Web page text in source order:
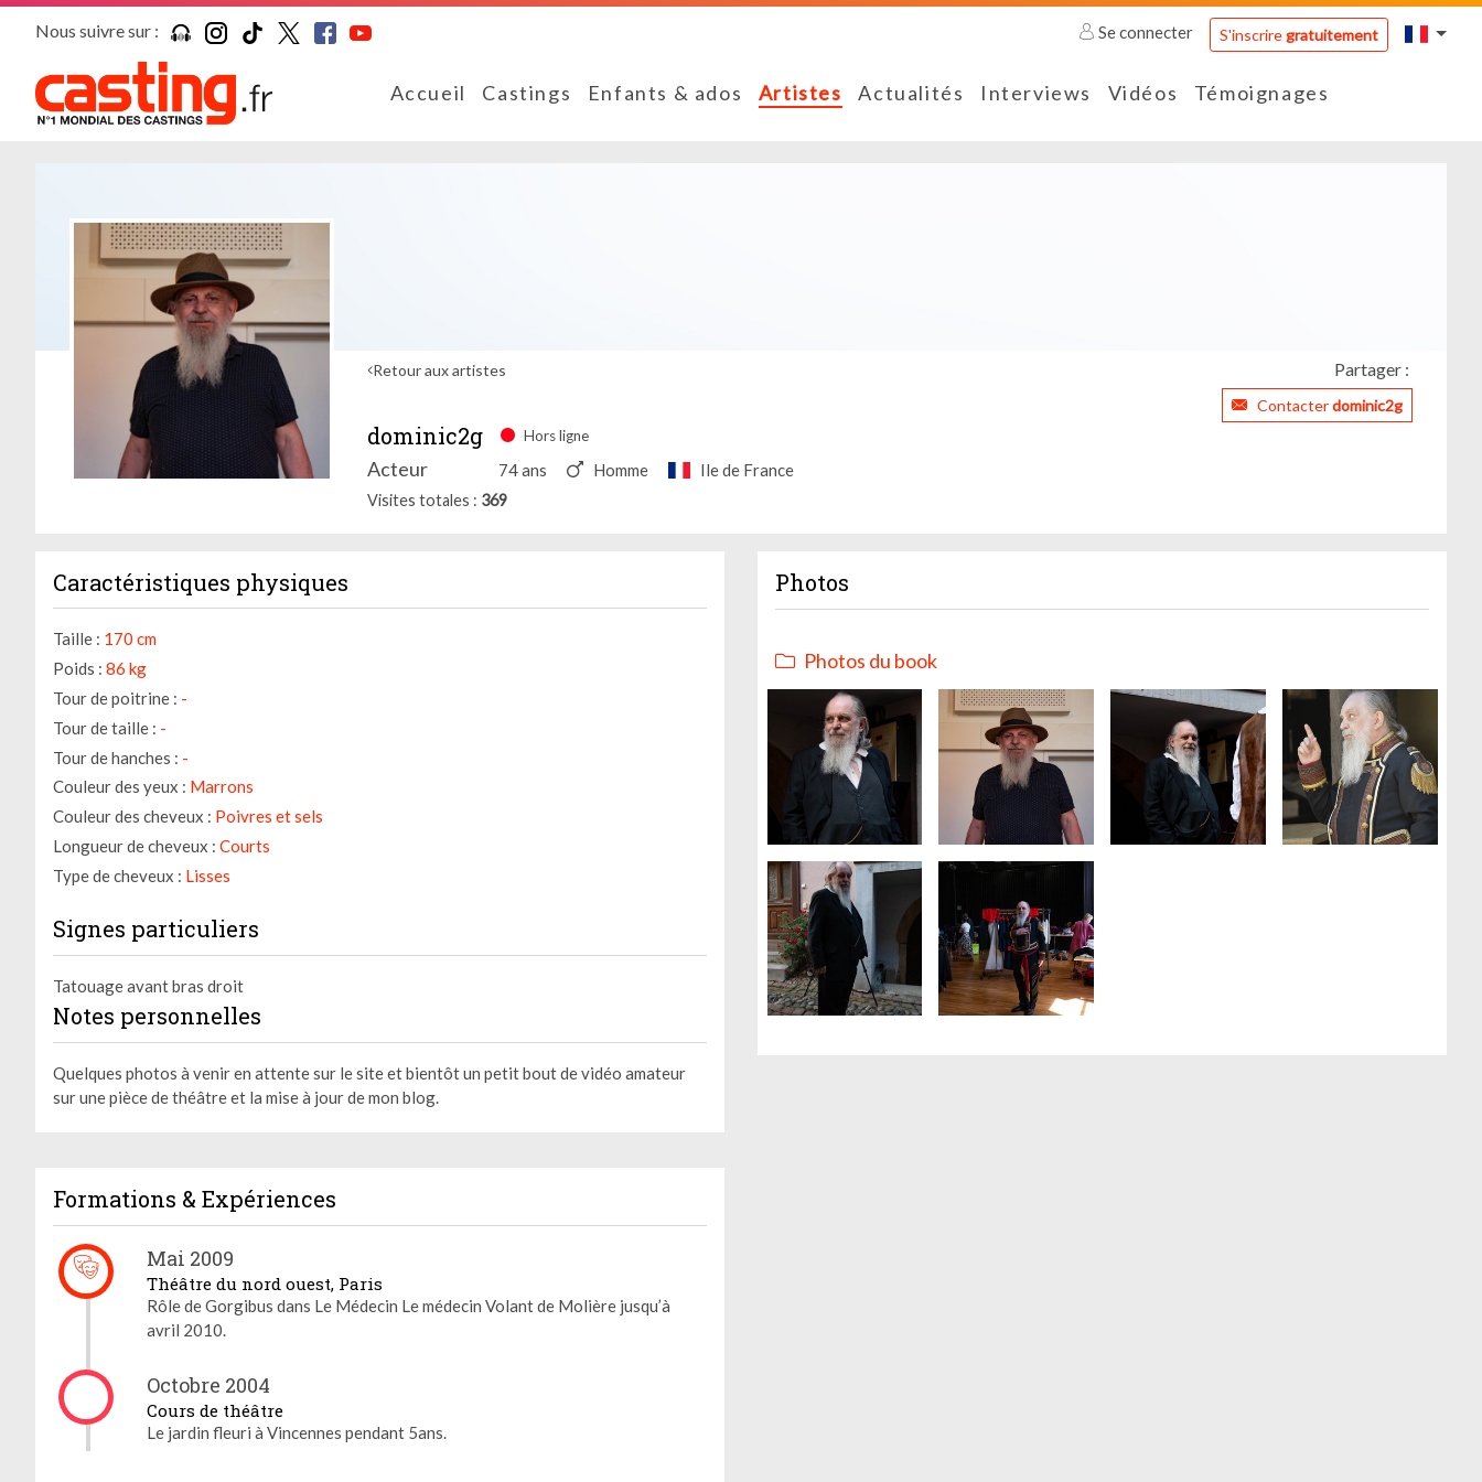
Nous suivre sur : Se connecter S'inscriregratuitement
Accueil Castings Enfants & ados Artistes Actualités Interviews Vidéos Témoignages
Retour aux artistes Partager :
Contacterdominic2g
dominic2g Hors ligne
Acteur 74 ans Homme Ile de France
Visites totales 369
Caractéristiques physiques
Taille : 170 cm
Poids : 86 kg
Tour de poitrine : -
Tour de taille : -
Tour de hanches : -
Couleur des yeux : Marrons
Couleur des cheveux : Poivres et sels
Longueur de cheveux : Courts
Type de cheveux : Lisses
Signes particuliers
Tatouage avant bras droit
Notes personnelles
Quelques photos à venir en attente sur le site et bientôt un petit bout de vidéo amateur
sur une pièce de théâtre et la mise à jour de mon blog.
Formations & Expériences
Mai 2009
Théâtre du nord ouest, Paris
Rôle de Gorgibus dans Le Médecin Le médecin Volant de Molière jusqu’à
avril 2010.
Octobre 2004
Cours de théâtre
Le jardin fleuri à Vincennes pendant 5ans.
Photos
Photos du book
Gestion des cookies
Nous utilisons des cookies qui facilitent l'utilisation du site,
améliorent la performance et la sécurité du site internet.
À quoi servent ces cookies :